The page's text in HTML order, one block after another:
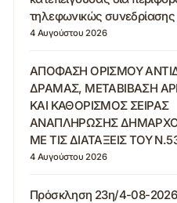
τηλεφωνικώς
4 Αυγούστου 2026
ΑΠΟΦΑΣΗ ΟΡΙΣΜΟΥ
ΔΡΑΜΑΣ, ΜΕΤΑΒΙΒΑΣΗ
ΚΑΙ ΚΑΘΟΡΙΣΜΟΣ ΣΕΙΡΑΣ
ΑΝΑΠΛΗΡΩΣΗΣ
ΜΕ ΤΙΣ ΔΙΑΤΑΞΕΙΣ ΤΟΥ
4 Αυγούστου 2026
Πρόσκληση 23η/4-08-2026